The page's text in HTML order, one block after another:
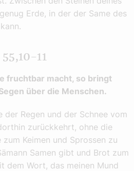
Erde, in der der Same des
fruchtbar macht, so bringt
über die Menschen.
der Regen und der Schnee vom
zurückkehrt, ohne die
Keimen und Sprossen zu
Samen gibt und Brot zum
dem Wort, das meinen Mund